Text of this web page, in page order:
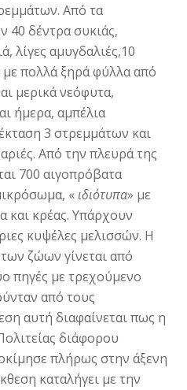
Από τα
40 δέντρα συκιάς,
λίγες αμυγδαλιές,10
πολλά ξηρά φύλλα από
μερικά νεόφυτα,
ήμερα, αμπέλια
3 στρεμμάτων και
Από την πλευρά της
700 αιγοπρόβατα
« ιδιότυπα» με
και κρέας. Υπάρχουν
κυψέλες μελισσών. Η
ζώων γίνεται από
πηγές με τρεχούμενο
από τους
αυτή διαφαίνεται πως η
διάφορου
πλήρως στην άξενη
καταλήγει με την